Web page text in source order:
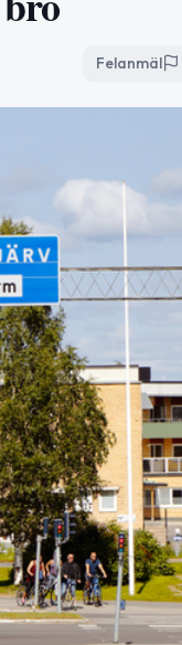
Felanmäl